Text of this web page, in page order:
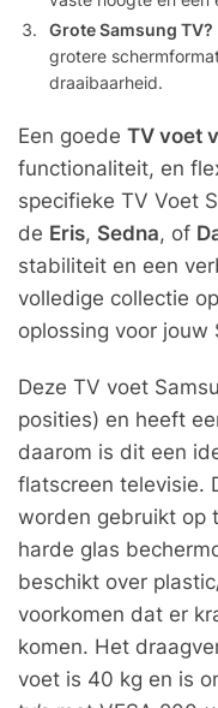
Grote Samsung TV?
grotere
draaibaarheid.
Een goede TV voet
functionaliteit, en
specifieke TV Voet
de Eris, Sedna, of
stabiliteit en een
volledige collectie op
oplossing voor jouw
Deze TV voet
posities) en heeft
daarom is dit een
flatscreen televisie.
worden gebruikt op
harde glas
beschikt over
voorkomen dat er
komen. Het
voet is 40 kg en is